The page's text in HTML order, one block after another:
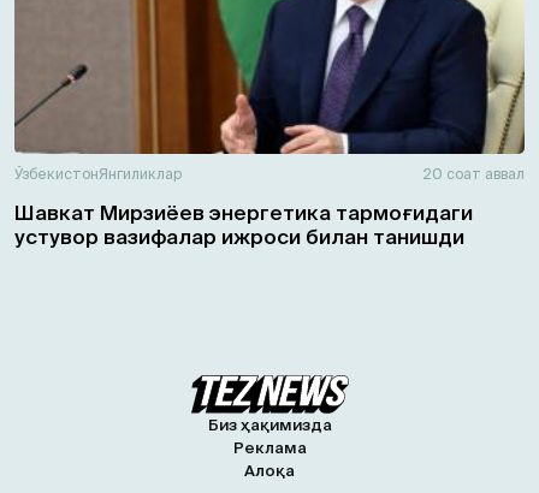
ЎзбекистонЯнгиликлар 20 соат аввал
Шавкат Мирзиёев энергетика тармоғидаги
устувор вазифалар ижроси билан танишди
Биз ҳақимизда
Реклама
Алоқа